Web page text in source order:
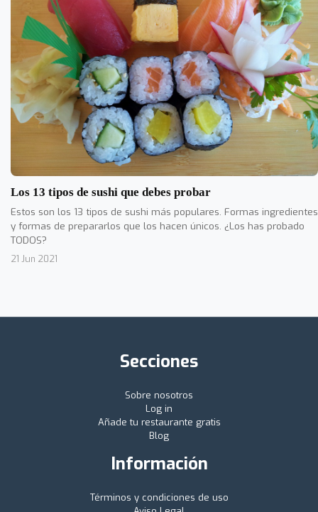
Los 13 tipos de sushi que debes probar
Estos son los 13 tipos de sushi más populares. Formas ingredientes
y formas de prepararlos que los hacen únicos. ¿Los has probado
TODOS?
21 Jun 2021
Secciones
Sobre nosotros
Log in
Añade tu restaurante gratis
Blog
Información
Términos y condiciones de uso